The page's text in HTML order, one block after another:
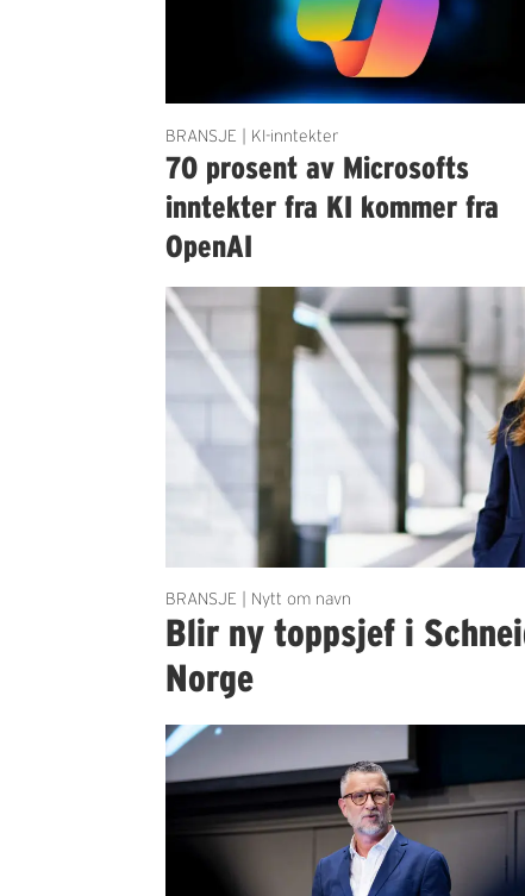
BRANSJE | KI-inntekter
70 prosent av Microsofts
inntekter fra KI kommer fra
OpenAI
BRANSJE | Nytt om navn
Blir ny toppsjef i
Norge